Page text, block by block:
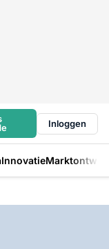
Inloggen
Innovatie